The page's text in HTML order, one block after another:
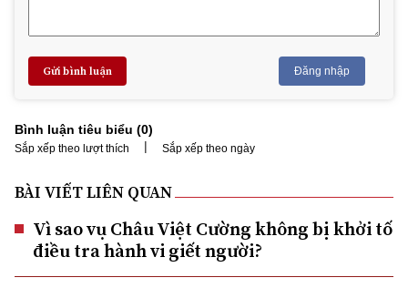
Gửi bình luận Đăng nhập
Bình luận tiêu biểu (0)
Sắp xếp theo lượt thích | Sắp xếp theo ngày
BÀI VIẾT LIÊN QUAN
Vì sao vụ Châu Việt Cường không bị khởi tố
điều tra hành vi giết người?